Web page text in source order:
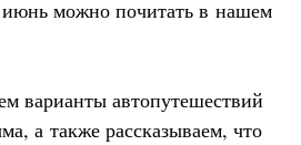
можно почитать в нашем
варианты автопутешествий
а также рассказываем, что